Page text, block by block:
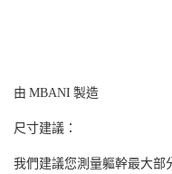
由 MBANI 製造
尺寸建議：
我們建議您測量軀幹最大部